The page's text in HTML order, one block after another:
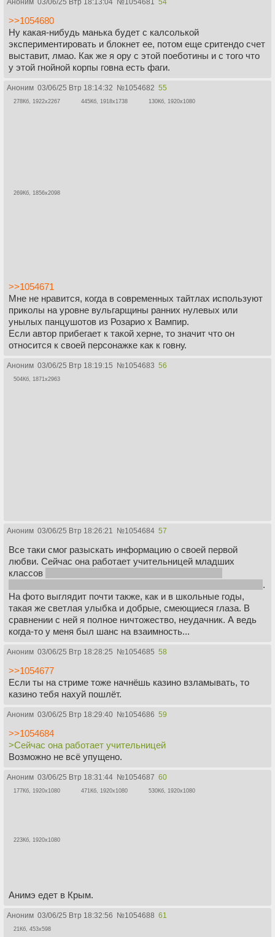
Аноним 03/06/25 Втр 18:13:04 №1054681 54
>>1054680
Ну какая-нибудь манька будет с калсолькой
экспериментировать и блокнет ее, потом еще сритендо счет
выставит, лмао. Как же я ору с этой поеботины и с того что
у этой гнойной корпы говна есть фаги.
Аноним 03/06/25 Втр 18:14:32 №1054682 55
278Кб, 1922x2267 445Кб, 1918x1738 130Кб, 1920x1080
269Кб, 1856x2098
>>1054671
Мне не нравится, когда в современных тайтлах используют
приколы на уровне вульгарщины ранних нулевых или
унылых панцушотов из Розарио х Вампир.
Если автор прибегает к такой херне, то значит что он
относится к своей персонажке как к говну.
Аноним 03/06/25 Втр 18:19:15 №1054683 56
504Кб, 1871x2963
Аноним 03/06/25 Втр 18:26:21 №1054684 57
Все таки смог разыскать информацию о своей первой
любви. Сейчас она работает учительницей младших
классов
.
На фото выглядит почти также, как и в школьные годы,
такая же светлая улыбка и добрые, смеющиеся глаза. В
сравнении с ней я полное ничтожество, неудачник. А ведь
когда-то у меня был шанс на взаимность...
Аноним 03/06/25 Втр 18:28:25 №1054685 58
>>1054677
Если ты на стриме тоже начнёшь казино взламывать, то
казино тебя нахуй пошлёт.
Аноним 03/06/25 Втр 18:29:40 №1054686 59
>>1054684
>Сейчас она работает учительницей
Возможно не всё упущено.
Аноним 03/06/25 Втр 18:31:44 №1054687 60
177Кб, 1920x1080 471Кб, 1920x1080 530Кб, 1920x1080
223Кб, 1920x1080
Анимэ едет в Крым.
Аноним 03/06/25 Втр 18:32:56 №1054688 61
21Кб, 453x598